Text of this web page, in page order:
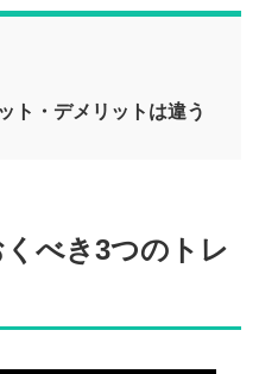
ト・デメリットは違う
べき3つのトレ